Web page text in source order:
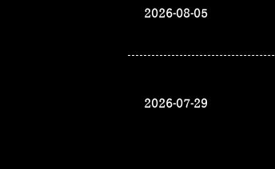
2026-08-05
2026-07-29